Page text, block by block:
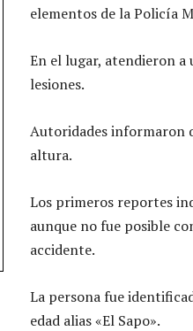
elementos de la Policía
En el lugar, atendieron a
lesiones.
Autoridades informaron
altura.
Los primeros reportes
aunque no fue posible
accidente.
La persona fue
edad alias «El Sapo».